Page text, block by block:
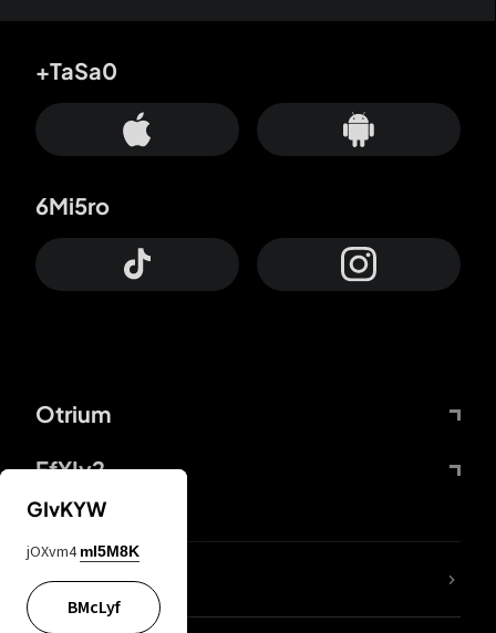
Otrium
FfYIy2
+TaSa0
6Mi5ro
Lj7sBL
GIvKYW
jOXvm4 mI5M8K
BMcLyf